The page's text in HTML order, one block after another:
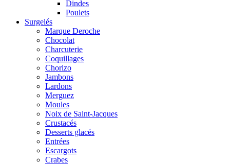
Dindes
Poulets
Surgelés
Marque Deroche
Chocolat
Charcuterie
Coquillages
Chorizo
Jambons
Lardons
Merguez
Moules
Noix de Saint-Jacques
Crustacés
Desserts glacés
Entrées
Escargots
Crabes